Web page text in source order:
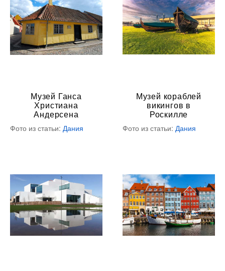
Музей Ганса
Христиана
Андерсена
Фото из статьи: Дания
Музей кораблей
викингов в
Роскилле
Фото из статьи: Дания